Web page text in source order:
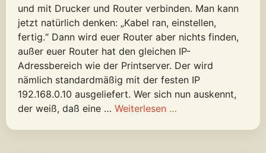
und mit Drucker und Router verbinden. Man kann
jetzt natürlich denken: „Kabel ran, einstellen,
fertig.“ Dann wird euer Router aber nichts finden,
außer euer Router hat den gleichen IP-
Adressbereich wie der Printserver. Der wird
nämlich standardmäßig mit der festen IP
192.168.0.10 ausgeliefert. Wer sich nun auskennt,
der weiß, daß eine … Weiterlesen …